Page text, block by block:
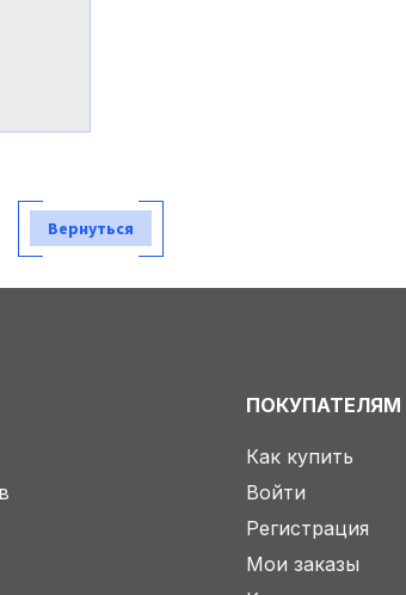
Вернуться
ПОКУПАТЕЛЯМ
Как купить
Войти
Регистрация
Мои заказы